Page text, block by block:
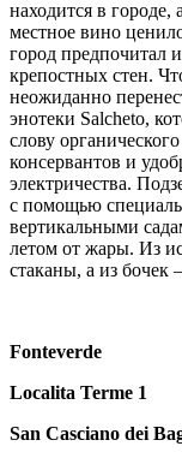
находится в
местное вино
город предпочитал
крепостных стен.
неожиданно
энотеки Salcheto,
слову
консервантов и
электричества.
с помощью
вертикальными
летом от жары. Из
стаканы, а из бочек
Fonteverde
Localita Terme 1
San Casciano dei